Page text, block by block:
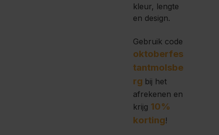
kleur, lengte
en design.
Gebruik code
oktoberfes
tantmolsbe
rg bij het
afrekenen en
krijg 10%
korting!